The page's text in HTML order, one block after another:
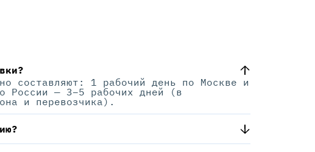
составляют: 1 рабочий день по Москве и
России — 3–5 рабочих дней (в
и перевозчика).